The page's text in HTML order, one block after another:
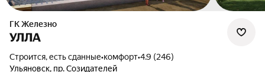
ГК Железно
УЛЛА
Строится, есть сданные•комфорт•4.9 (246)
Ульяновск, пр. Созидателей